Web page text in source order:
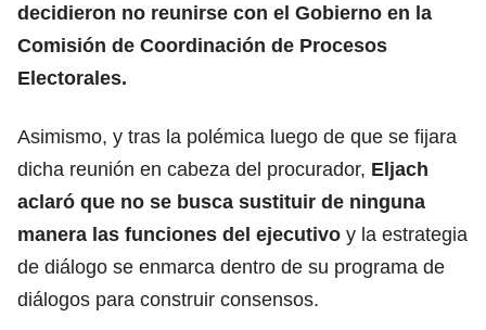
decidieron no reunirse con el Gobierno en la
Comisión de Coordinación de Procesos
Electorales.
Asimismo, y tras la polémica luego de que se fijara
dicha reunión en cabeza del procurador, Eljach
aclaró que no se busca sustituir de ninguna
manera las funciones del ejecutivo y la estrategia
de diálogo se enmarca dentro de su programa de
diálogos para construir consensos.